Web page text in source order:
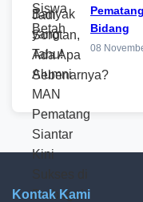
Bidang
08
Kontak Kami